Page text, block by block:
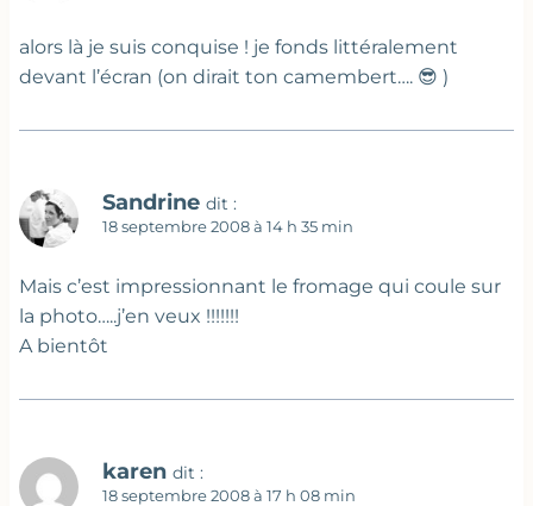
alors là je suis conquise ! je fonds littéralement
devant l’écran (on dirait ton camembert…. 😎 )
Sandrine dit :
18 septembre 2008 à 14 h 35 min
Mais c’est impressionnant le fromage qui coule sur
la photo…..j’en veux !!!!!!!
A bientôt
karen dit :
18 septembre 2008 à 17 h 08 min